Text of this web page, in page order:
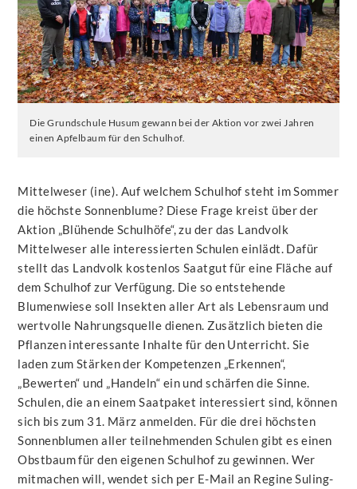
Die Grundschule Husum gewann bei der Aktion vor zwei Jahren
einen Apfelbaum für den Schulhof.
Mittelweser (ine). Auf welchem Schulhof steht im Sommer
die höchste Sonnenblume? Diese Frage kreist über der
Aktion „Blühende Schulhöfe“, zu der das Landvolk
Mittelweser alle interessierten Schulen einlädt. Dafür
stellt das Landvolk kostenlos Saatgut für eine Fläche auf
dem Schulhof zur Verfügung. Die so entstehende
Blumenwiese soll Insekten aller Art als Lebensraum und
wertvolle Nahrungsquelle dienen. Zusätzlich bieten die
Pflanzen interessante Inhal­te für den Unterricht. Sie
laden zum Stärken der Kompetenzen „Erkennen“,
„Bewerten“ und „Handeln“ ein und schärfen die Sinne.
Schulen, die an einem Saatpaket interessiert sind, können
sich bis zum 31. März anmelden. Für die drei höchsten
Sonnenblumen aller teilnehmenden Schulen gibt es einen
Obstbaum für den eigenen Schulhof zu gewin­nen. Wer
mitmachen will, wendet sich per E-Mail an Regine Suling-